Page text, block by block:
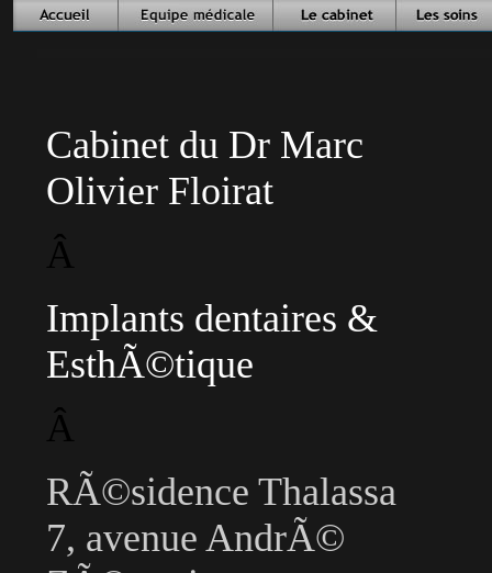
Cabinet du Dr Marc
Olivier Floirat
Â
Implants dentaires &
EsthÃ©tique
Â
RÃ©sidence Thalassa
7, avenue AndrÃ©